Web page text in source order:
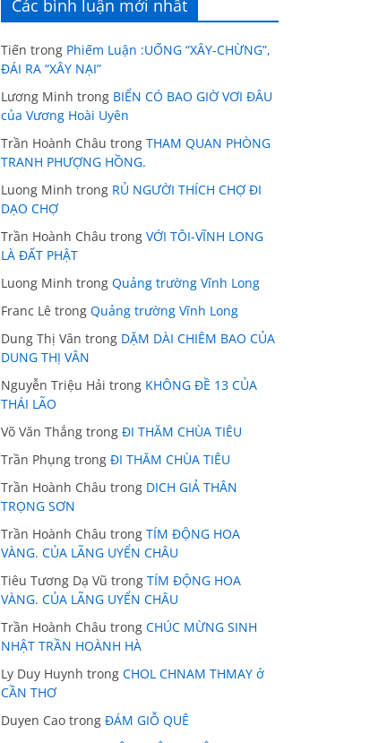
Các bình luận mới nhất
Tiến trong Phiếm Luận :UỐNG “XÂY-CHỪNG”,
ĐÁI RA “XÂY NẠI”
Lương Minh trong BIỂN CÓ BAO GIỜ VƠI ĐÂU
của Vương Hoài Uyên
Trần Hoành Châu trong THAM QUAN PHÒNG
TRANH PHƯỢNG HỒNG.
Luong Minh trong RỦ NGƯỜI THÍCH CHỢ ĐI
DẠO CHỢ
Trần Hoành Châu trong VỚI TÔI-VĨNH LONG
LÀ ĐẤT PHẬT
Luong Minh trong Quảng trường Vĩnh Long
Franc Lê trong Quảng trường Vĩnh Long
Dung Thị Vân trong DẶM DÀI CHIÊM BAO CỦA
DUNG THỊ VÂN
Nguyễn Triệu Hải trong KHÔNG ĐỀ 13 CỦA
THÁI LÃO
Võ Văn Thắng trong ĐI THĂM CHÙA TIÊU
Trần Phụng trong ĐI THĂM CHÙA TIÊU
Trần Hoành Châu trong DICH GIẢ THÂN
TRỌNG SƠN
Trần Hoành Châu trong TÍM ĐỘNG HOA
VÀNG. CỦA LÃNG UYỂN CHÂU
Tiêu Tương Dạ Vũ trong TÍM ĐỘNG HOA
VÀNG. CỦA LÃNG UYỂN CHÂU
Trần Hoành Châu trong CHÚC MỪNG SINH
NHẬT TRẦN HOÀNH HÀ
Ly Duy Huynh trong CHOL CHNAM THMAY ở
CẦN THƠ
Duyen Cao trong ĐÁM GIỖ QUÊ